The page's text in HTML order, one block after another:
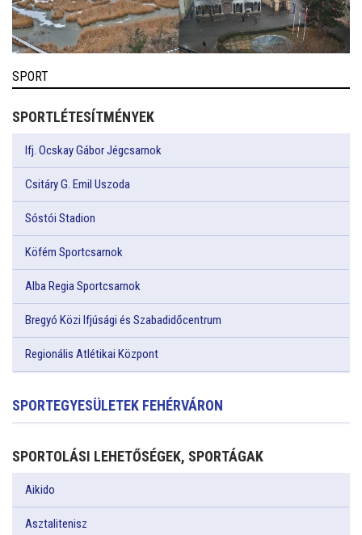
SPORT
SPORTLÉTESÍTMÉNYEK
Ifj. Ocskay Gábor Jégcsarnok
Csitáry G. Emil Uszoda
Sóstói Stadion
Köfém Sportcsarnok
Alba Regia Sportcsarnok
Bregyó Közi Ifjúsági és Szabadidőcentrum
Regionális Atlétikai Központ
SPORTEGYESÜLETEK FEHÉRVÁRON
SPORTOLÁSI LEHETŐSÉGEK, SPORTÁGAK
Aikido
Asztalitenisz